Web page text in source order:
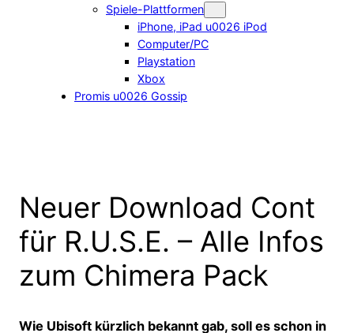
Spiele-Plattformen
iPhone, iPad u0026 iPod
Computer/PC
Playstation
Xbox
Promis u0026 Gossip
Neuer Download Cont
für R.U.S.E. – Alle Infos
zum Chimera Pack
Wie Ubisoft kürzlich bekannt gab, soll es schon in